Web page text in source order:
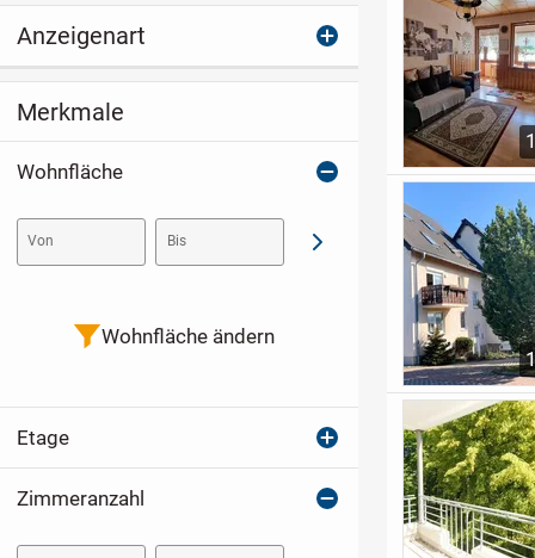
Anzeigenart
Merkmale
Wohnfläche
Von Bis Abschicken
Wohnfläche ändern
Etage
Zimmeranzahl